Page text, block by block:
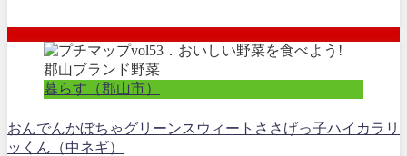
暮らす（郡山市）
おんでんかぼちゃグリーンスウィート ささげっ子ハイカラリ
ッくん（中ネギ）